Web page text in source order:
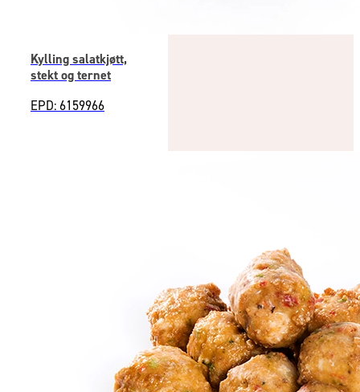
Kylling salatkjøtt,
stekt og ternet
EPD: 6159966